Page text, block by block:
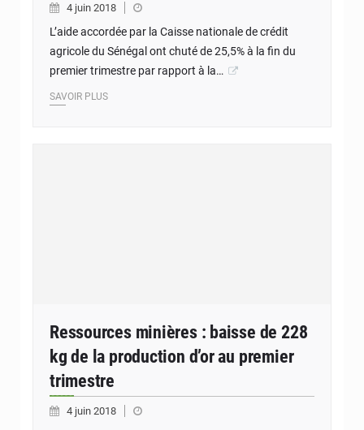
4 juin 2018
L’aide accordée par la Caisse nationale de crédit
agricole du Sénégal ont chuté de 25,5% à la fin du
premier trimestre par rapport à la…
SAVOIR PLUS
Ressources minières : baisse de 228
kg de la production d’or au premier
trimestre
4 juin 2018